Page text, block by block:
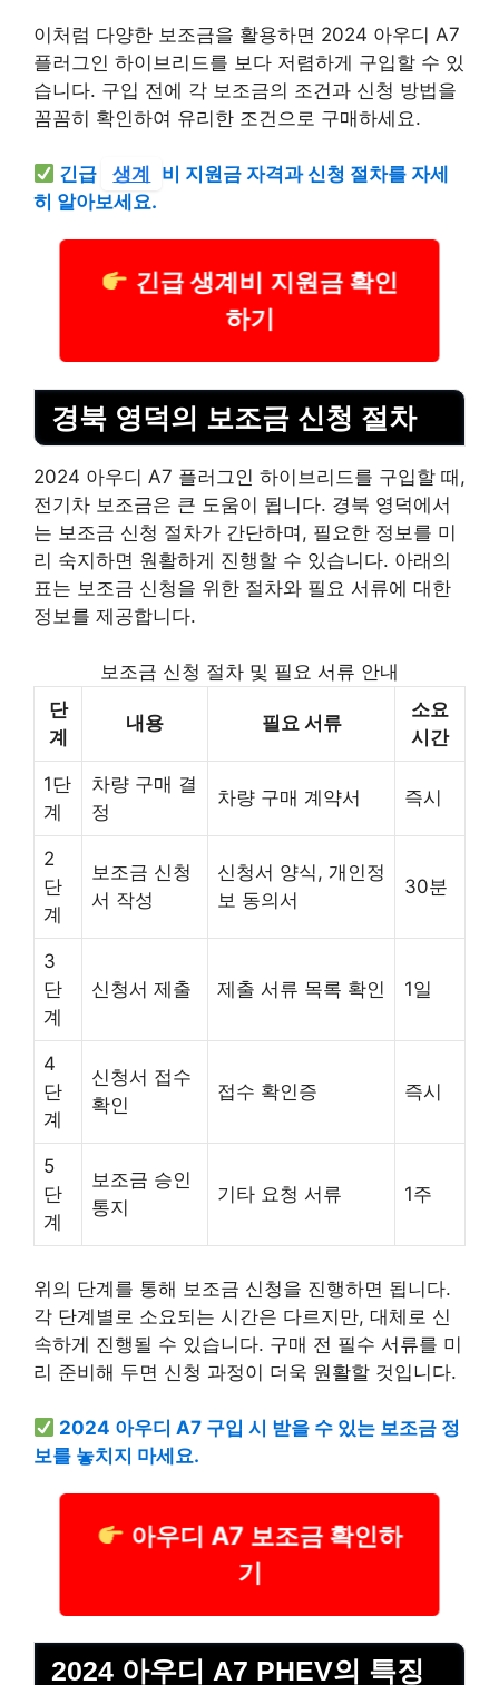
이처럼 다양한 보조금을 활용하면 2024 아우디 A7
플러그인 하이브리드를 보다 저렴하게 구입할 수 있
습니다. 구입 전에 각 보조금의 조건과 신청 방법을
꼼꼼히 확인하여 유리한 조건으로 구매하세요.
긴급 생계
비 지원금 자격과 신청 절차를 자세
히 알아보세요.
긴급 생계비 지원금 확인
하기
경북 영덕의 보조금 신청 절차
2024 아우디 A7 플러그인 하이브리드를 구입할 때,
전기차 보조금은 큰 도움이 됩니다. 경북 영덕에서
는 보조금 신청 절차가 간단하며, 필요한 정보를 미
리 숙지하면 원활하게 진행할 수 있습니다. 아래의
표는 보조금 신청을 위한 절차와 필요 서류에 대한
정보를 제공합니다.
보조금 신청 절차 및 필요 서류 안내
단
계
내용 필요 서류
소요
시간
1단
계
차량 구매 결
정
차량 구매 계약서 즉시
2
단
계
보조금 신청
서 작성
신청서 양식, 개인정
보 동의서
30분
3
단
계
신청서 제출 제출 서류 목록 확인 1일
4
단
계
신청서 접수
확인
접수 확인증 즉시
5
단
계
보조금 승인
통지
기타 요청 서류 1주
위의 단계를 통해 보조금 신청을 진행하면 됩니다.
각 단계별로 소요되는 시간은 다르지만, 대체로 신
속하게 진행될 수 있습니다. 구매 전 필수 서류를 미
리 준비해 두면 신청 과정이 더욱 원활할 것입니다.
2024 아우디 A7 구입 시 받을 수 있는 보조금 정
보를 놓치지 마세요.
아우디 A7 보조금 확인하
기
2024 아우디 A7 PHEV의 특징